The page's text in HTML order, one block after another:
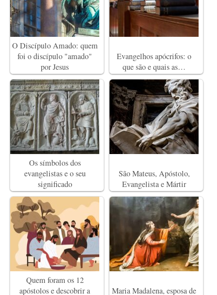
O Discípulo Amado: quem
foi o discípulo "amado"
por Jesus
Evangelhos apócrifos: o
que são e quais as…
Os símbolos dos
evangelistas e o seu
significado
São Mateus, Apóstolo,
Evangelista e Mártir
Quem foram os 12
apóstolos e descobrir a
Maria Madalena, esposa de